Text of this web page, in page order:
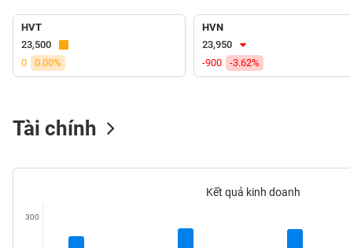
HVT
23,500
0
0.00%
HVN
23,950
-900
-3.62%
Tài chính
Kết quả kinh doanh
300
(-)
VS-
SECTOR